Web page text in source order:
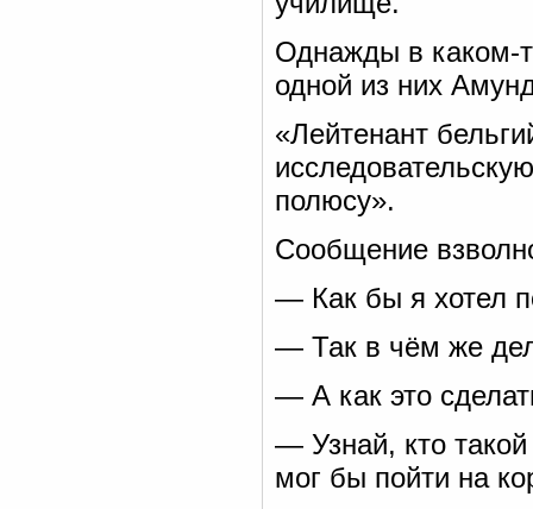
Однажды в каком-
одной из них
«Лейтенант
полюсу».
Сообщение
— Как бы я хотел
— Так в чём же
— А как это
— Узнай, кто
мог бы пойти на